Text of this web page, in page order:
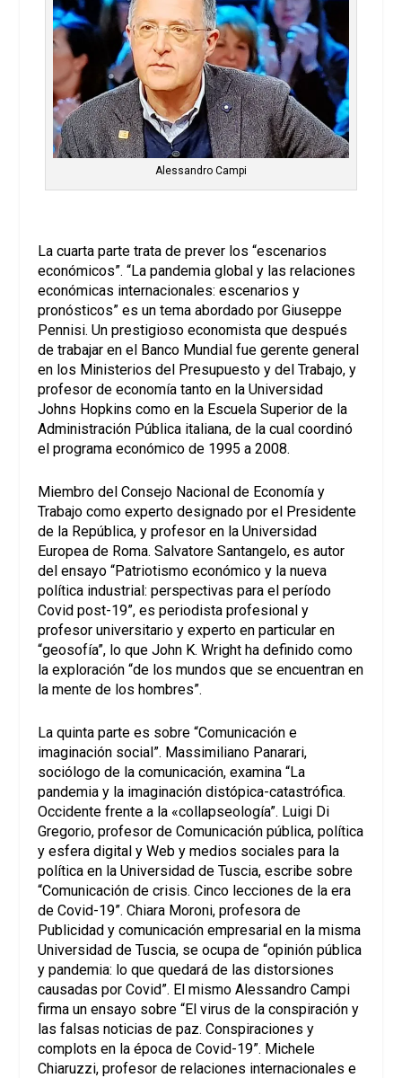
Alessandro Campi
La cuarta parte trata de prever los “escenarios
económicos”. “La pandemia global y las relaciones
económicas internacionales: escenarios y
pronósticos” es un tema abordado por Giuseppe
Pennisi. Un prestigioso economista que después
de trabajar en el Banco Mundial fue gerente general
en los Ministerios del Presupuesto y del Trabajo, y
profesor de economía tanto en la Universidad
Johns Hopkins como en la Escuela Superior de la
Administración Pública italiana, de la cual coordinó
el programa económico de 1995 a 2008.
Miembro del Consejo Nacional de Economía y
Trabajo como experto designado por el Presidente
de la República, y profesor en la Universidad
Europea de Roma. Salvatore Santangelo, es autor
del ensayo “Patriotismo económico y la nueva
política industrial: perspectivas para el período
Covid post-19”, es periodista profesional y
profesor universitario y experto en particular en
“geosofía”, lo que John K. Wright ha definido como
la exploración “de los mundos que se encuentran en
la mente de los hombres”.
La quinta parte es sobre “Comunicación e
imaginación social”. Massimiliano Panarari,
sociólogo de la comunicación, examina “La
pandemia y la imaginación distópica-catastrófica.
Occidente frente a la «collapseología”. Luigi Di
Gregorio, profesor de Comunicación pública, política
y esfera digital y Web y medios sociales para la
política en la Universidad de Tuscia, escribe sobre
“Comunicación de crisis. Cinco lecciones de la era
de Covid-19”. Chiara Moroni, profesora de
Publicidad y comunicación empresarial en la misma
Universidad de Tuscia, se ocupa de “opinión pública
y pandemia: lo que quedará de las distorsiones
causadas por Covid”. El mismo Alessandro Campi
firma un ensayo sobre “El virus de la conspiración y
las falsas noticias de paz. Conspiraciones y
complots en la época de Covid-19”. Michele
Chiaruzzi, profesor de relaciones internacionales e